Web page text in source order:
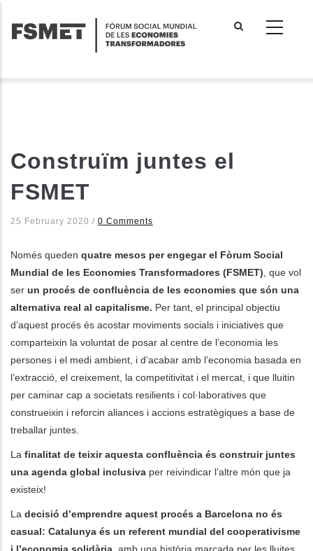
contingut
accions addicionals
Construïm juntes el
FSMET
25 February 2020 / 0 Comments
Només queden quatre mesos per engegar el Fòrum Social
Mundial de les Economies Transformadores (FSMET) , que vol
ser un procés de confluència de les economies que són una
alternativa real al capitalisme. Per tant, el principal objectiu
d’aquest procés és acostar moviments socials i iniciatives que
comparteixin la voluntat de posar al centre de l’economia les
persones i el medi ambient, i d’acabar amb l’economia basada en
l’extracció, el creixement, la competitivitat i el mercat, i que lluitin
per caminar cap a societats resilients i col·laboratives que
construeixin i reforcin aliances i accions estratègiques a base de
treballar juntes.
La finalitat de teixir aquesta confluència és construir juntes
una agenda global inclusiva per reivindicar l’altre món que ja
existeix!
La decisió d’emprendre aquest procés a Barcelona no és
casual: Catalunya és un referent mundial del cooperativisme